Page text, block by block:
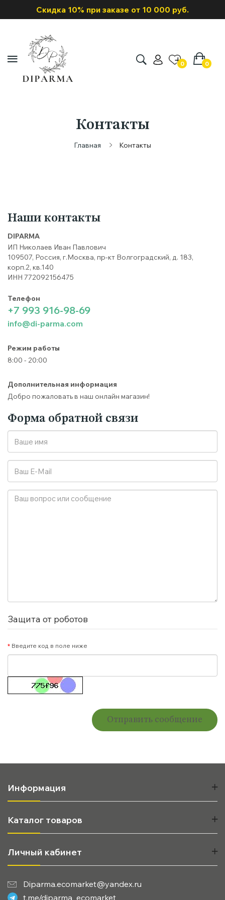
Скидка 10% при заказе от 10 000 руб.
0 0
Контакты
Главная Контакты
Наши контакты
DIPARMA
ИП Николаев Иван Павлович
109507, Россия, г.Москва, пр-кт Волгоградский, д. 183,
корп.2, кв.140
ИНН 772092156475
Телефон
+7 993 916-98-69
info@di-parma.com
Режим работы
8:00 - 20:00
Дополнительная информация
Добро пожаловать в наш онлайн магазин!
Форма обратной связи
Защита от роботов
Введите код в поле ниже
Информация
Каталог товаров
Личный кабинет
Diparma.ecomarket@yandex.ru
t.me/diparma_ecomarket